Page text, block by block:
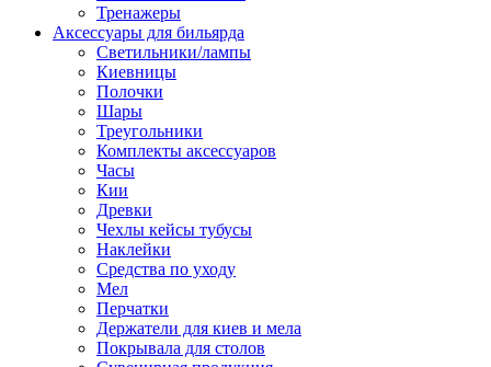
Тренажеры
Аксессуары для бильярда
Светильники/лампы
Киевницы
Полочки
Шары
Треугольники
Комплекты аксессуаров
Часы
Кии
Древки
Чехлы кейсы тубусы
Наклейки
Средства по уходу
Мел
Перчатки
Держатели для киев и мела
Покрывала для столов